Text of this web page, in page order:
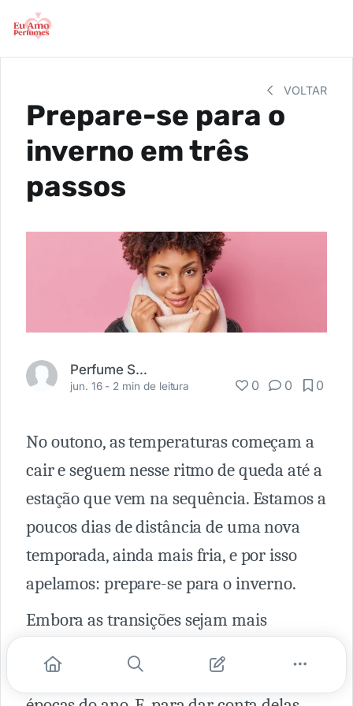
VOLTAR
Prepare-se para o
inverno em três
passos
Perfume Shopping
jun. 16 - 2 min de leitura 0 0 0
No outono, as temperaturas começam a
cair e seguem nesse ritmo de queda até a
estação que vem na sequência. Estamos a
poucos dias de distância de uma nova
temporada, ainda mais fria, e por isso
apelamos: prepare-se para o inverno.
Embora as transições sejam mais
notar mudanças substanciais entre as